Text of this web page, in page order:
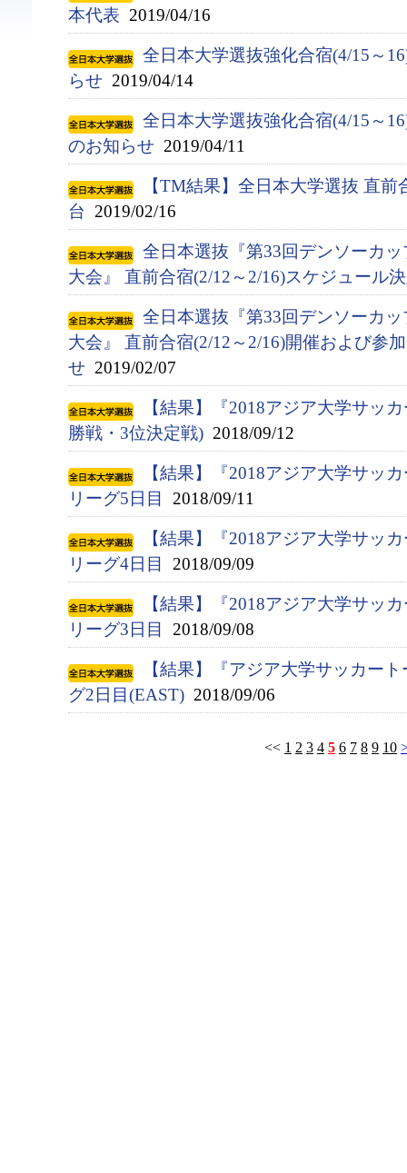
本代表 2019/04/16
全日本大学選抜強化合宿(4/15～
らせ 2019/04/14
全日本大学選抜強化合宿(4/15～
のお知らせ 2019/04/11
【TM結果】全日本大学選抜 直
台 2019/02/16
全日本選抜『第33回デンソーカ
大会』 直前合宿(2/12～2/16)スケジュール
全日本選抜『第33回デンソーカ
大会』 直前合宿(2/12～2/16)開催および参
せ 2019/02/07
【結果】『2018アジア大学サッ
勝戦・3位決定戦) 2018/09/12
【結果】『2018アジア大学サッ
リーグ5日目
2018/09/11
【結果】『2018アジア大学サッ
リーグ4日目
2018/09/09
【結果】『2018アジア大学サッ
リーグ3日目
2018/09/08
【結果】『アジア大学サッカー
グ2日目(EAST) 2018/09/06
<< 1 2 3 4 5 6 7 8 9 10